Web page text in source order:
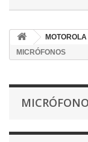
MOTOROLA
MICRÓFONOS